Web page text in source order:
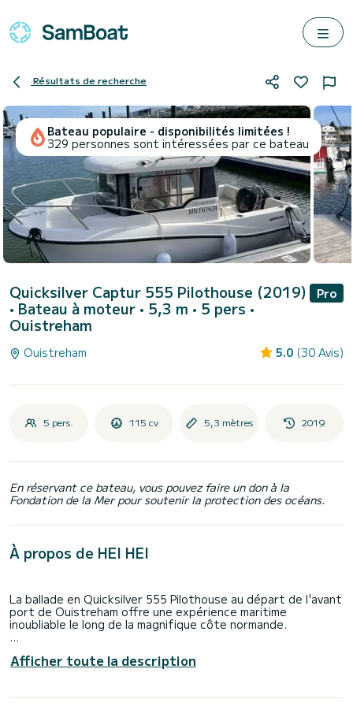
Résultats de recherche
Bateau populaire - disponibilités limitées !
329 personnes sont intéressées par ce bateau
Quicksilver Captur 555 Pilothouse (2019)
• Bateau à moteur • 5,3 m • 5 pers •
Ouistreham
Pro
Ouistreham 5.0 (30 Avis)
5 pers. 115 cv 5,3 mètres 2019
En réservant ce bateau, vous pouvez faire un don à la
Fondation de la Mer pour soutenir la protection des océans.
À propos de HEI HEI
La ballade en Quicksilver 555 Pilothouse au départ de l'avant
port de Ouistreham offre une expérience maritime
inoubliable le long de la magnifique côte normande.
pleinement de l'environnement marin.
immédiatement séduit par le confort et l'élégance de cette
Afficher toute la description